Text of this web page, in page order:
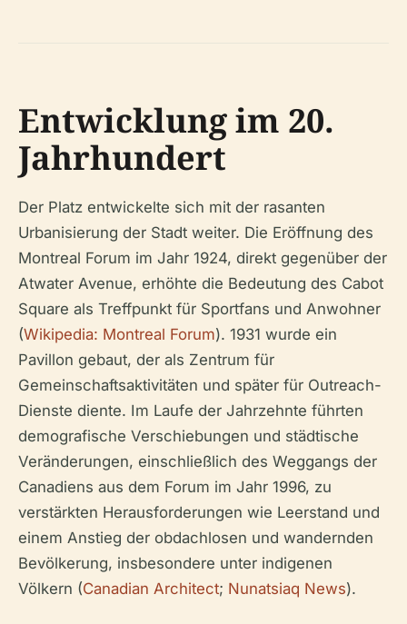
Entwicklung im 20.
Jahrhundert
Der Platz entwickelte sich mit der rasanten
Urbanisierung der Stadt weiter. Die Eröffnung des
Montreal Forum im Jahr 1924, direkt gegenüber der
Atwater Avenue, erhöhte die Bedeutung des Cabot
Square als Treffpunkt für Sportfans und Anwohner
(Wikipedia: Montreal Forum). 1931 wurde ein
Pavillon gebaut, der als Zentrum für
Gemeinschaftsaktivitäten und später für Outreach-
Dienste diente. Im Laufe der Jahrzehnte führten
demografische Verschiebungen und städtische
Veränderungen, einschließlich des Weggangs der
Canadiens aus dem Forum im Jahr 1996, zu
verstärkten Herausforderungen wie Leerstand und
einem Anstieg der obdachlosen und wandernden
Bevölkerung, insbesondere unter indigenen
Völkern (Canadian Architect; Nunatsiaq News).